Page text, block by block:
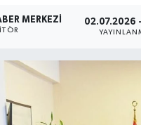
MERKEZI 02.07.2026 -